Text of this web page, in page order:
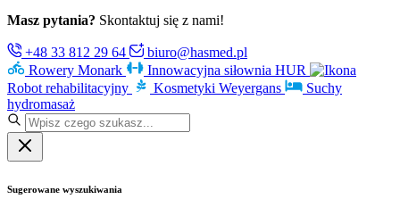
Masz pytania? Skontaktuj się z nami!
+48 33 812 29 64
biuro@hasmed.pl
Rowery Monark
Innowacyjna siłownia HUR
Robot rehabilitacyjny
Kosmetyki Weyergans
Suchy
hydromasaż
Sugerowane wyszukiwania